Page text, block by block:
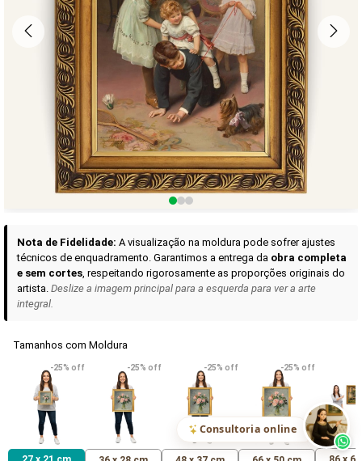
alto padrão da sua casa. Nosso acervo reúne a genialidade degrandes
pintores renomados, resgatandoartes reais e o requinte inconfundível
das obras do
século XIX . Produção artesanal em Canvas 100% Algodão
molduras em
Madeira Maciçae impressão comPigmentação Mineral
QUALIDADE DE MUSEU GARANTIA ETERNA
Curadoria das Campanhas
A seleção de obras-primas apresentadas em nossos vídeos nas redes
sociais, reunidas aqui para sua apreciação.
VER DETALHES
Madona de Loreto
R$ 538,42
VER DETALHES
Narciso- caravaggio
R$ 365,92
VER
Maria
uma Rosa
R$ 365,92
Consultoria online
Nota de Fidelidade: A visualização na moldura pode sofrer ajustes
técnicos de enquadramento. Garantimos a entrega da obra completa
e sem cortes, respeitando rigorosamente as proporções originais do
artista. Deslize a imagem principal para a esquerda para ver a arte
integral.
Tamanhos com Moldura
-25% off -25% off -25% off -25% off